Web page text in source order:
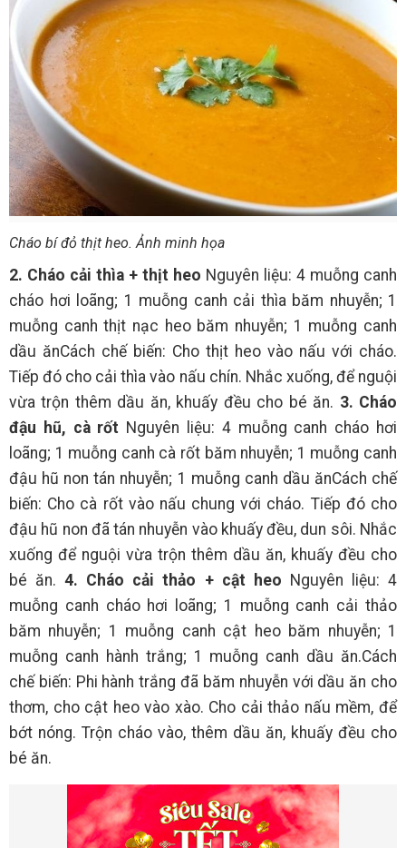
Cháo bí đỏ thịt heo. Ảnh minh họa
2. Cháo cải thìa + thịt heo Nguyên liệu: 4 muỗng canh
cháo hơi loãng; 1 muỗng canh cải thìa băm nhuyễn; 1
muỗng canh thịt nạc heo băm nhuyễn; 1 muỗng canh
dầu ănCách chế biến: Cho thịt heo vào nấu với cháo.
Tiếp đó cho cải thìa vào nấu chín. Nhắc xuống, để nguội
vừa trộn thêm dầu ăn, khuấy đều cho bé ăn. 3. Cháo
đậu hũ, cà rốt Nguyên liệu: 4 muỗng canh cháo hơi
loãng; 1 muỗng canh cà rốt băm nhuyễn; 1 muỗng canh
đậu hũ non tán nhuyễn; 1 muỗng canh dầu ănCách chế
biến: Cho cà rốt vào nấu chung với cháo. Tiếp đó cho
đậu hũ non đã tán nhuyễn vào khuấy đều, dun sôi. Nhắc
xuống để nguội vừa trộn thêm dầu ăn, khuấy đều cho
bé ăn.4. Cháo cải thảo + cật heo Nguyên liệu: 4
muỗng canh cháo hơi loãng; 1 muỗng canh cải thảo
băm nhuyễn; 1 muỗng canh cật heo băm nhuyễn; 1
muỗng canh hành trắng; 1 muỗng canh dầu ăn.Cách
chế biến: Phi hành trắng đã băm nhuyễn với dầu ăn cho
thơm, cho cật heo vào xào. Cho cải thảo nấu mềm, để
bớt nóng. Trộn cháo vào, thêm dầu ăn, khuấy đều cho
bé ăn.